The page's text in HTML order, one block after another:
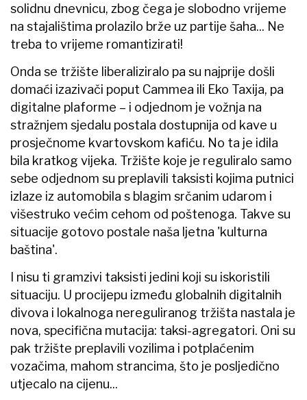
solidnu dnevnicu, zbog čega je slobodno vrijeme
na stajalištima prolazilo brže uz partije šaha... Ne
treba to vrijeme romantizirati!
Onda se tržište liberaliziralo pa su najprije došli
domaći izazivači poput Cammea ili Eko Taxija, pa
digitalne plaforme – i odjednom je vožnja na
stražnjem sjedalu postala dostupnija od kave u
prosječnome kvartovskom kafiću. No ta je idila
bila kratkog vijeka. Tržište koje je reguliralo samo
sebe odjednom su preplavili taksisti kojima putnici
izlaze iz automobila s blagim srčanim udarom i
višestruko većim cehom od poštenoga. Takve su
situacije gotovo postale naša ljetna 'kulturna
baština'.
I nisu ti gramzivi taksisti jedini koji su iskoristili
situaciju. U procijepu između globalnih digitalnih
divova i lokalnoga nereguliranog tržišta nastala je
nova, specifična mutacija: taksi-agregatori. Oni su
pak tržište preplavili vozilima i potplaćenim
vozačima, mahom strancima, što je posljedično
utjecalo na cijenu...